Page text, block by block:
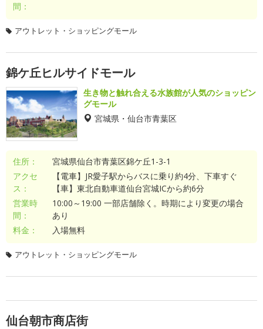
間：
アウトレット・ショッピングモール
錦ケ丘ヒルサイドモール
生き物と触れ合える水族館が人気のショッピン
グモール
宮城県・仙台市青葉区
住所：
宮城県仙台市青葉区錦ケ丘1-3-1
アクセ
ス：
【電車】JR愛子駅からバスに乗り約4分、下車すぐ
【車】東北自動車道仙台宮城ICから約6分
営業時
間：
10:00～19:00 一部店舗除く。時期により変更の場合
あり
料金：
入場無料
アウトレット・ショッピングモール
仙台朝市商店街